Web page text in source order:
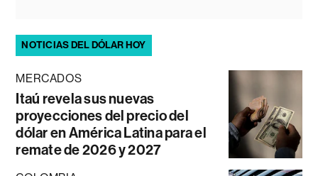
NOTICIAS DEL DÓLAR HOY
MERCADOS
Itaú revela sus nuevas
proyecciones del precio del
dólar en América Latina para el
remate de 2026 y 2027